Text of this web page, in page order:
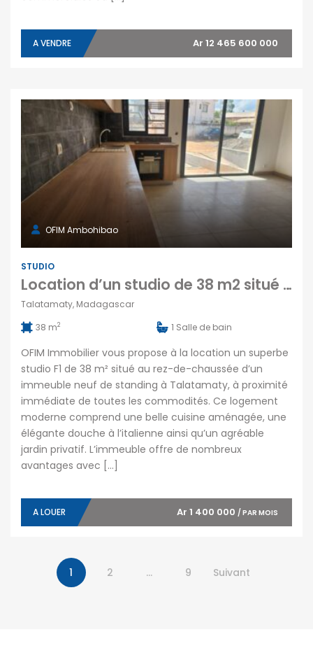
A VENDRE Ar 12 465 600 000
OFIM Ambohibao
STUDIO
Location d’un studio de 38 m2 situé dans un immeuble neuf de standing situé à Talatamaty Tananarive
Talatamaty, Madagascar
38 m2 1 Salle de bain
OFIM Immobilier vous propose à la location un superbe
studio F1 de 38 m² situé au rez-de-chaussée d’un
immeuble neuf de standing à Talatamaty, à proximité
immédiate de toutes les commodités. Ce logement
moderne comprend une belle cuisine aménagée, une
élégante douche à l’italienne ainsi qu’un agréable
jardin privatif. L’immeuble offre de nombreux
avantages avec […]
A LOUER Ar 1 400 000 / PAR MOIS
1 2 … 9 Suivant